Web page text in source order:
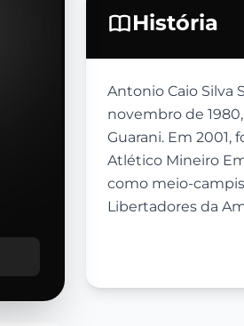
História
Antonio Caio Silva
novembro de
Guarani. Em
Atlético Mineiro
como meio-
Libertadores da